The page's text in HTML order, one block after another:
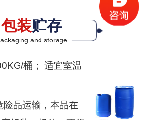
包装贮存
and storage
桶； 适宜室温
险品运输，本品在